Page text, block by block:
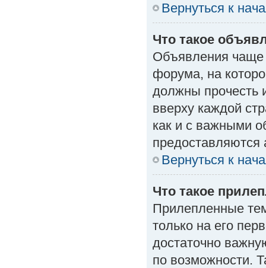
Вернуться к
Что такое
Объявления
форума, на
должны прочесть
вверху каждой
как и с важными
предоставляются
Вернуться к
Что такое
Прилепленные
только на его
достаточно
по возможности.